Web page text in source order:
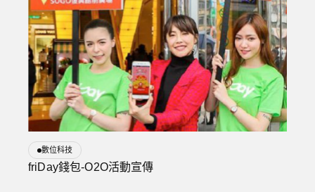
數位科技
friDay錢包-O2O活動宣傳